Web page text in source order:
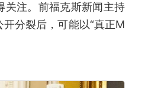
关注。前福克斯新闻主持
分裂后，可能以“真正M